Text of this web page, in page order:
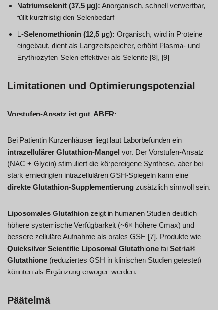
Natriumselenit (37,5 µg): Anorganisch, schnell verwertbar,
füllt kurzfristig den Selenbedarf
L-Selenomethionin (12,5 µg): Organisch, wird in Proteine
eingebaut, dient als Langzeitspeicher, erhöht Plasma- und
Erythrozyten-Selen effektiver als Selenite [8], [9]
Limitationen und Optimierungspotenzial
Vorstufen-Ansatz ist gut, ABER:
Bei Patientin Kurzenhäuser liegt laut Laborbefunden ein
intrazellulärer Glutathion-Mangel vor. Der Vorstufen-Ansatz
(NAC + Glycin) stimuliert die körpereigene Synthese, aber bei
stark erniedrigten intrazellulären GSH-Spiegeln kann eine
direkte Glutathion-Supplementierung zusätzlich sinnvoll sein.
Liposomales Glutathion zeigt in humanen Studien deutlich
höhere systemische Verfügbarkeit (~6× höhere Cmax) und
bessere zelluläre Aufnahme als orales GSH [7]. Produkte wie
Quicksilver Scientific Liposomal Glutathione tai Setria®
Glutathione (reduziertes GSH in klinischen Studien getestet)
könnten als Ergänzung erwogen werden.
Päätelmä